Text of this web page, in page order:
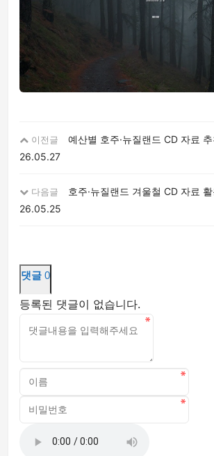
이전글
예산별 호주·뉴질랜드 CD 자료
26.05.27
다음글
호주·뉴질랜드 겨울철 CD 자료
26.05.25
댓글 0
등록된 댓글이 없습니다.